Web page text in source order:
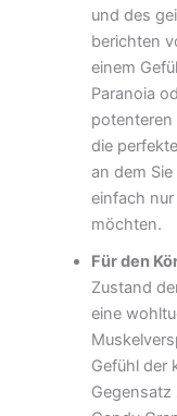
und des
berichten
einem
Paranoia
potenteren
die
an dem
einfach
möchten.
Für den
Zustand
eine
Gefühl der